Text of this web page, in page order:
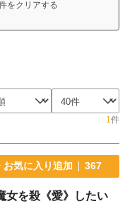
をクリアする
1件
お気に入り追加 367
女を殺《愛》したい